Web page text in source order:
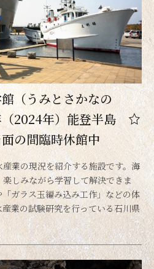
（うみとさかなの
2024年）能登半島
の間臨時休館中
業の現況を紹介する施設です。海
しみながら学習して解決できま
ガラス玉編み込み工作」などの体
業の試験研究を行っている石川県